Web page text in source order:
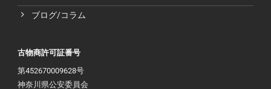
ブログ/コラム
古物商許可証番号
第452670009628号
神奈川県公安委員会